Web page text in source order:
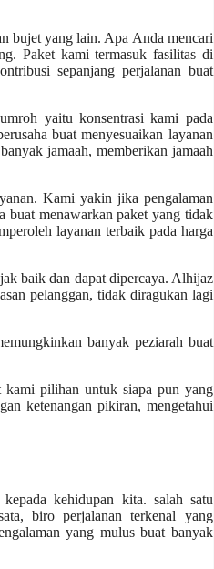
bujet yang lain. Apa Anda mencari
Paket kami termasuk fasilitas di
sepanjang perjalanan buat
yaitu konsentrasi kami pada
buat menyesuaikan layanan
jamaah, memberikan jamaah
Kami yakin jika pengalaman
buat menawarkan paket yang tidak
layanan terbaik pada harga
baik dan dapat dipercaya. Alhijaz
pelanggan, tidak diragukan lagi
banyak peziarah buat
kami pilihan untuk siapa pun yang
ketenangan pikiran, mengetahui
kehidupan kita. salah satu
biro perjalanan terkenal yang
yang mulus buat banyak